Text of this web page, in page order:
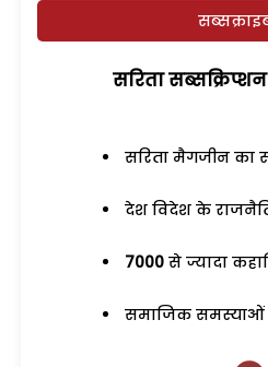
सरिता
सरिता मैगजीन का
देश विदेश के
7000 से ज्यादा
समाजिक